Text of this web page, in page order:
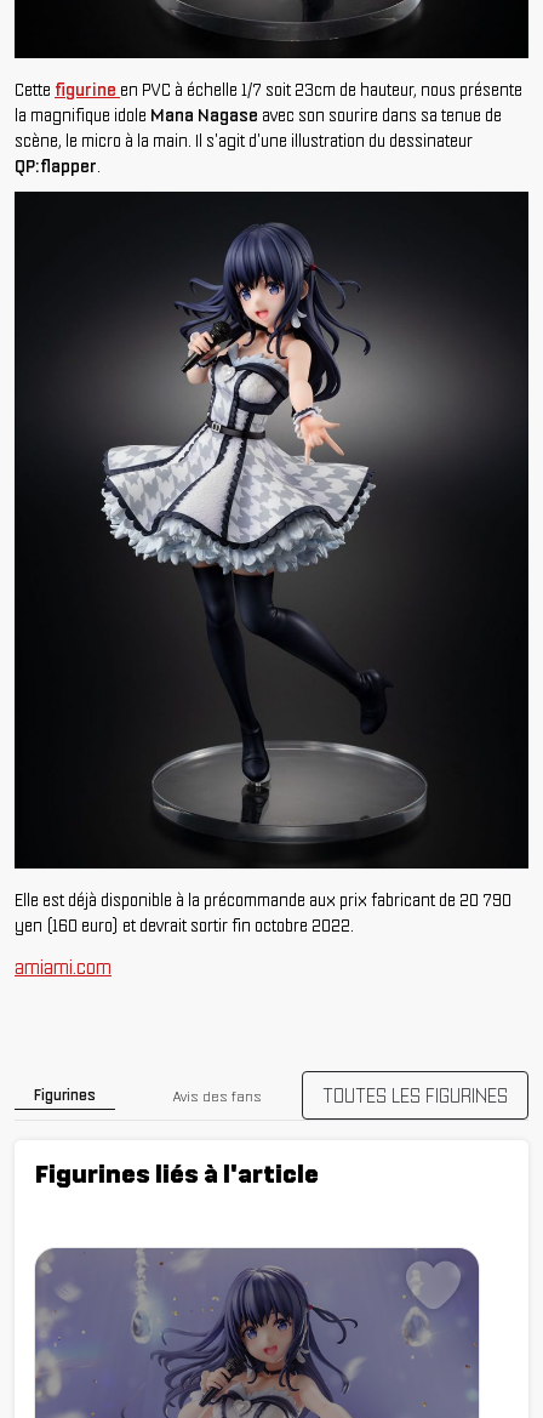
Cette figurine en PVC à échelle 1/7 soit 23cm de hauteur, nous présente
la magnifique idole Mana Nagase avec son sourire dans sa tenue de
scène, le micro à la main. Il s'agit d'une illustration du dessinateur
QP:flapper
Elle est déjà disponible à la précommande aux prix fabricant de 20 790
yen (160 euro) et devrait sortir fin octobre 2022.
amiami.com
Figurines Avis des fans TOUTES LES FIGURINES
Figurines liés à l'article